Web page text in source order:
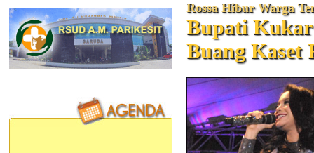
Rossa Hibur Warga
Bupati Kukar
Buang Kaset